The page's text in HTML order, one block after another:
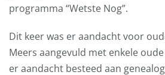
programma “Wetste Nog”.
Dit keer was er aandacht voor
Meers aangevuld met enkele
er aandacht besteed aan